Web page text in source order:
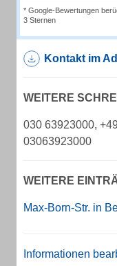
* Google-Bewertungen
3 Sternen
Kontakt im
WEITERE
030 63923000,
03063923000
WEITERE
Max-Born-Str. in
Informationen